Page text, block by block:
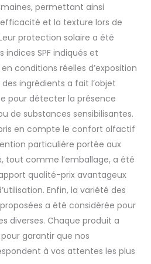
permettant ainsi
et la texture lors de
protection solaire a été
SPF indiqués et
conditions réelles d’exposition
ingrédients a fait l’objet
pour détecter la présence
de substances sensibilisantes.
en compte le confort olfactif
particulière portée aux
tout comme l’emballage, a été
qualité-prix avantageux
Enfin, la variété des
a été considérée pour
diverses. Chaque produit a
garantir que nos
à vos attentes les plus